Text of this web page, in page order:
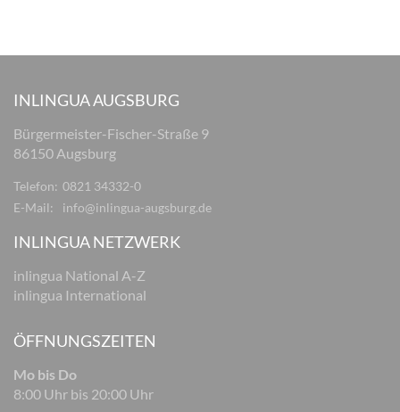
INLINGUA AUGSBURG
Bürgermeister-Fischer-Straße 9
86150 Augsburg
Telefon: 0821 34332-0
E-Mail:
info@inlingua-augsburg.de
INLINGUA NETZWERK
inlingua National A-Z
inlingua International
ÖFFNUNGSZEITEN
Mo bis Do
8:00 Uhr bis 20:00 Uhr